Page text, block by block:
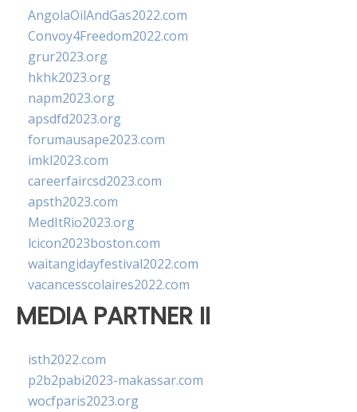
AngolaOilAndGas2022.com
Convoy4Freedom2022.com
grur2023.org
hkhk2023.org
napm2023.org
apsdfd2023.org
forumausape2023.com
imkl2023.com
careerfaircsd2023.com
apsth2023.com
MedItRio2023.org
lcicon2023boston.com
waitangidayfestival2022.com
vacancesscolaires2022.com
MEDIA PARTNER II
isth2022.com
p2b2pabi2023-makassar.com
wocfparis2023.org